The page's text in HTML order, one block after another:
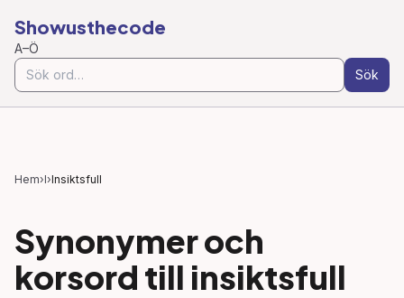
Showusthecode
A–Ö
Sök
Hem›I›Insiktsfull
Synonymer och
korsord till insiktsfull